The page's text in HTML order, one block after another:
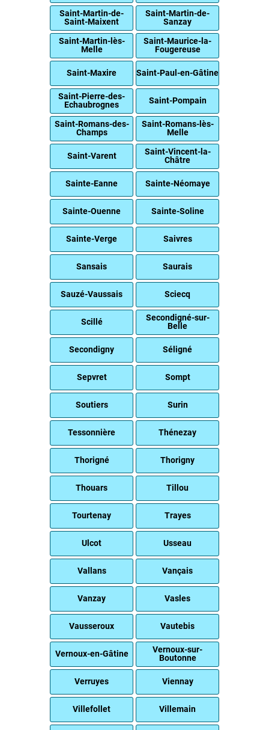
Saint-Martin-de-
Saint-Maixent
Saint-Martin-de-
Sanzay
Saint-Martin-lès-
Melle
Saint-Maurice-la-
Fougereuse
Saint-Maxire Saint-Paul-en-Gâtine
Saint-Pierre-des-
Echaubrognes
Saint-Pompain
Saint-Romans-des-
Champs
Saint-Romans-lès-
Melle
Saint-Varent
Saint-Vincent-la-
Châtre
Sainte-Eanne Sainte-Néomaye
Sainte-Ouenne Sainte-Soline
Sainte-Verge Saivres
Sansais Saurais
Sauzé-Vaussais Sciecq
Scillé
Secondigné-sur-
Belle
Secondigny Séligné
Sepvret Sompt
Soutiers Surin
Tessonnière Thénezay
Thorigné Thorigny
Thouars Tillou
Tourtenay Trayes
Ulcot Usseau
Vallans Vançais
Vanzay Vasles
Vausseroux Vautebis
Vernoux-en-Gâtine
Vernoux-sur-
Boutonne
Verruyes Viennay
Villefollet Villemain